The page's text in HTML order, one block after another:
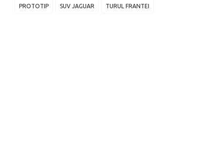
PROTOTIP SUV JAGUAR TURUL FRANTEI